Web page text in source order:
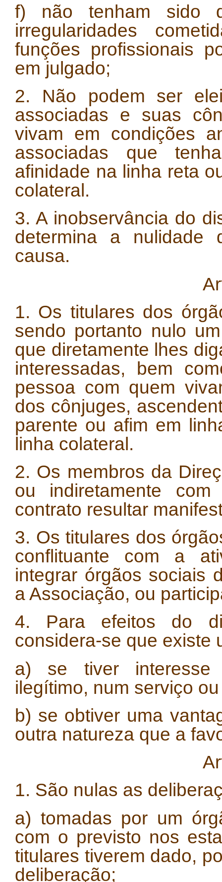
f) não tenham sido
irregularidades
funções profissionais
em julgado;
2. Não podem ser
associadas e suas
vivam em condições
associadas que
afinidade na linha reta
colateral.
3. A inobservância do
determina a nulidade
causa.
1. Os titulares dos
sendo portanto nulo
que diretamente lhes
interessadas, bem
pessoa com quem
dos cônjuges,
parente ou afim em
linha colateral.
2. Os membros da
ou indiretamente
contrato resultar
3. Os titulares dos
conflituante com a
integrar órgãos sociais
a Associação, ou
4. Para efeitos do
considera-se que existe
a) se tiver interesse
ilegítimo, num serviço
b) se obtiver uma
outra natureza que a
1. São nulas as
a) tomadas por um
com o previsto nos
titulares tiverem dado,
deliberação;